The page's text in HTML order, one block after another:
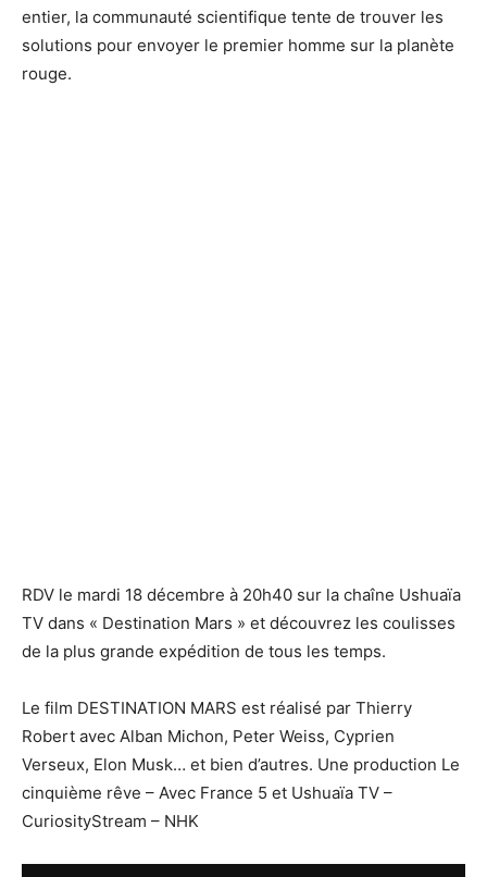
entier, la communauté scientifique tente de trouver les
solutions pour envoyer le premier homme sur la planète
rouge.
RDV le mardi 18 décembre à 20h40 sur la chaîne Ushuaïa
TV dans « Destination Mars » et découvrez les coulisses
de la plus grande expédition de tous les temps.
Le film DESTINATION MARS est réalisé par Thierry
Robert avec Alban Michon, Peter Weiss, Cyprien
Verseux, Elon Musk… et bien d’autres. Une production Le
cinquième rêve – Avec France 5 et Ushuaïa TV –
CuriosityStream – NHK